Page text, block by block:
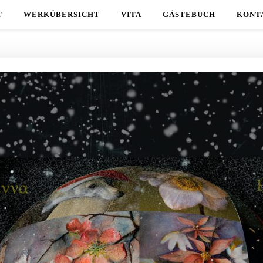
WERKÜBERSICHT VITA GÄSTEBUCH